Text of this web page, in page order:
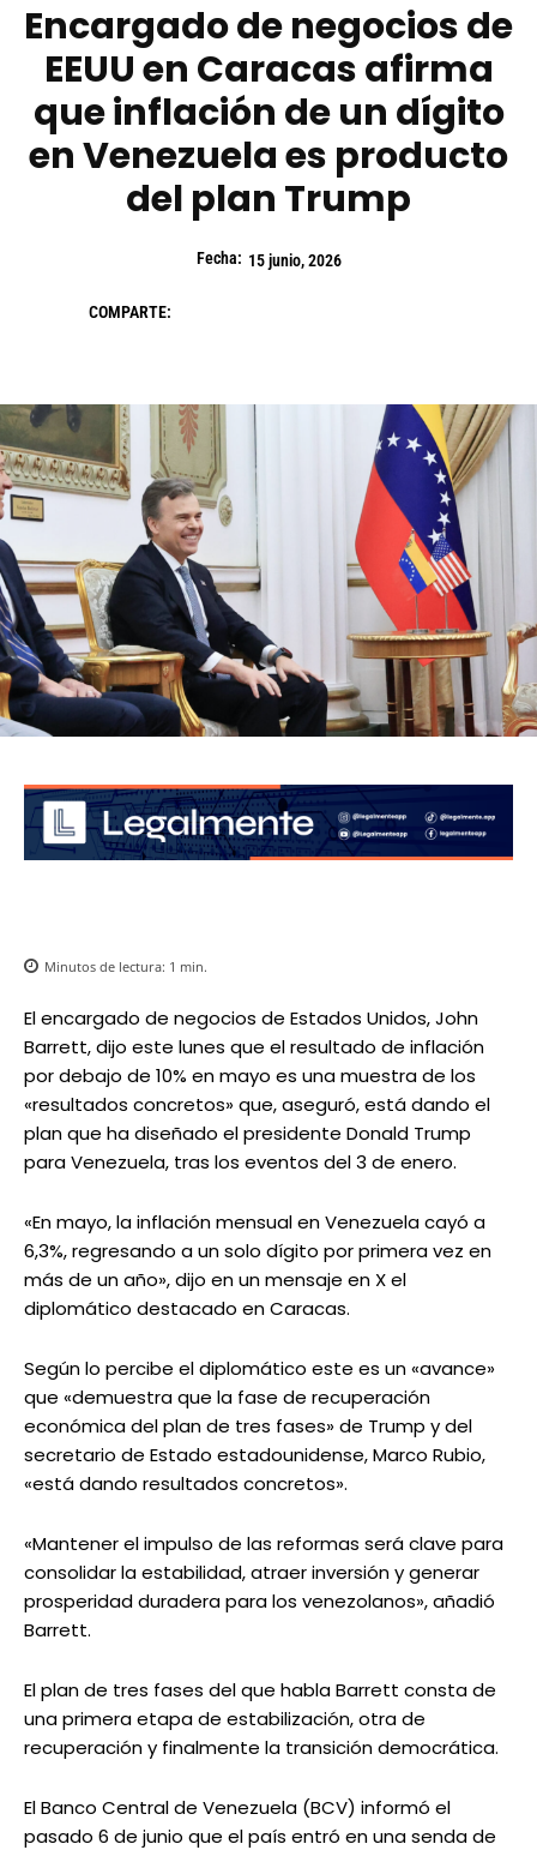
Encargado de negocios de
EEUU en Caracas afirma
que inflación de un dígito
en Venezuela es producto
del plan Trump
Fecha: 15 junio, 2026
COMPARTE:
Minutos de lectura: 1 min.
El encargado de negocios de Estados Unidos, John
Barrett, dijo este lunes que el resultado de inflación
por debajo de 10% en mayo es una muestra de los
«resultados concretos» que, aseguró, está dando el
plan que ha diseñado el presidente Donald Trump
para Venezuela, tras los eventos del 3 de enero.
«En mayo, la inflación mensual en Venezuela cayó a
6,3%, regresando a un solo dígito por primera vez en
más de un año», dijo en un mensaje en X el
diplomático destacado en Caracas.
Según lo percibe el diplomático este es un «avance»
que «demuestra que la fase de recuperación
económica del plan de tres fases» de Trump y del
secretario de Estado estadounidense, Marco Rubio,
«está dando resultados concretos».
«Mantener el impulso de las reformas será clave para
consolidar la estabilidad, atraer inversión y generar
prosperidad duradera para los venezolanos», añadió
Barrett.
El plan de tres fases del que habla Barrett consta de
una primera etapa de estabilización, otra de
recuperación y finalmente la transición democrática.
El Banco Central de Venezuela (BCV) informó el
pasado 6 de junio que el país entró en una senda de